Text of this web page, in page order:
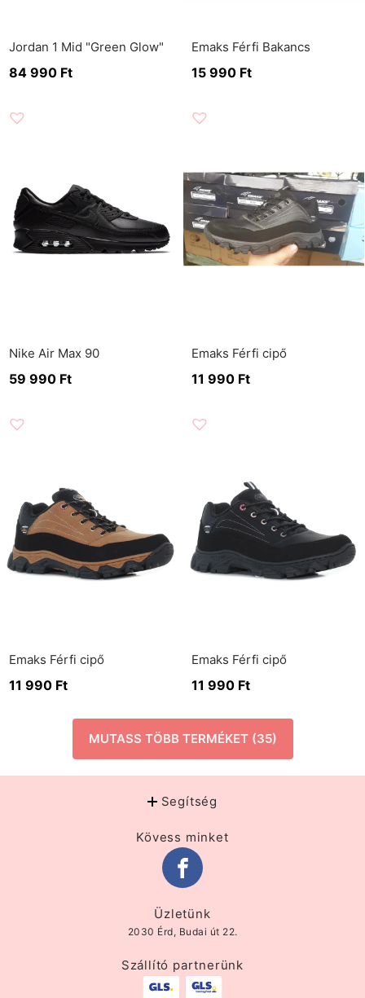
Jordan 1 Mid "Green Glow"
84 990 Ft
Emaks Férfi Bakancs
15 990 Ft
Nike Air Max 90
59 990 Ft
Emaks Férfi cipő
11 990 Ft
Emaks Férfi cipő
11 990 Ft
Emaks Férfi cipő
11 990 Ft
MUTASS TÖBB TERMÉKET (35)
Segítség
Kövess minket
Üzletünk
2030 Érd, Budai út 22.
Szállító partnerünk